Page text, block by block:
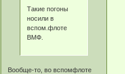
Такие погоны
носили в
вспом.флоте
ВМФ.
Вообще-то, во вспомфлоте